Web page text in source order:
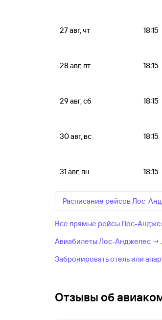
27 авг, чт 18:15
28 авг, пт 18:15
29 авг, сб 18:15
30 авг, вс 18:15
31 авг, пн 18:15
Расписание рейсов Лос-
Все прямые рейсы Лос-
Авиабилеты Лос-Анджелес →
Забронировать отель или
Отзывы об